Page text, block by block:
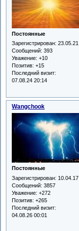
Постоянные
Зарегистрирован: 23.05.21
Сообщений: 393
Уважение: +10
Позитив: +15
Последний визит:
07.08.24 20:14
Wangchook
Постоянные
Зарегистрирован: 10.04.17
Сообщений: 3857
Уважение: +272
Позитив: +265
Последний визит:
04.08.26 00:01